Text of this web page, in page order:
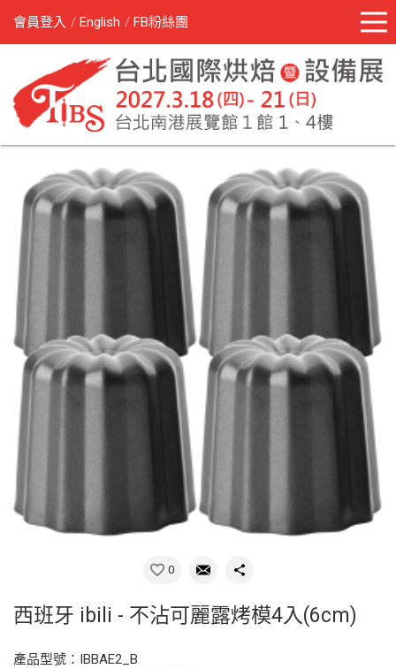
會員登入 English FB粉絲團
0
西班牙 ibili - 不沾可麗露烤模4入(6cm)
產品型號：IBBAE2_B